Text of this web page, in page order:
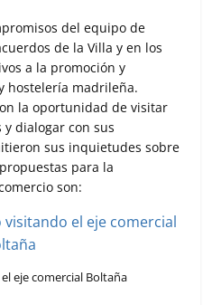
del equipo de
de la Villa y en los
a la promoción y
hostelería madrileña.
la oportunidad de visitar
dialogar con sus
sus inquietudes sobre
para la
son:
eje comercial Boltaña